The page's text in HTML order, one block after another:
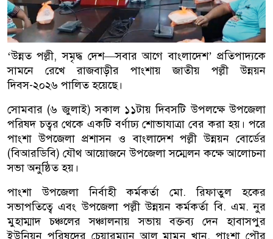
‘উন্নত পল্লী, সমৃদ্ধ দেশ—সবার আগে বাংলাদেশ’ প্রতিপাদ্যকে
সামনে রেখে রাজবাড়ীর পাংশায় জাতীয় পল্লী উন্নয়ন
দিবস-২০২৬ পালিত হয়েছে।
সোমবার (৬ জুলাই) সকাল ১১টায় দিবসটি উপলক্ষে উপজেলা
পরিষদ চত্বর থেকে একটি বর্ণাঢ্য শোভাযাত্রা বের করা হয়। পরে
পাংশা উপজেলা প্রশাসন ও বাংলাদেশ পল্লী উন্নয়ন বোর্ডের
(বিআরডিবি) যৌথ আয়োজনে উপজেলা সম্মেলন কক্ষে আলোচনা
সভা অনুষ্ঠিত হয়।
পাংশা উপজেলা নির্বাহী কর্মকর্তা মো. রিফাতুল হকের
সভাপতিত্বে এবং উপজেলা পল্লী উন্নয়ন কর্মকর্তা বি. এম. নুর
মুহাম্মাদ চঞ্চলের সঞ্চালনায় সভায় বক্তব্য দেন হাবাসপুর
ইউনিয়ন পরিষদের চেয়ারম্যান আল মামুন খান, পাংশা পৌর